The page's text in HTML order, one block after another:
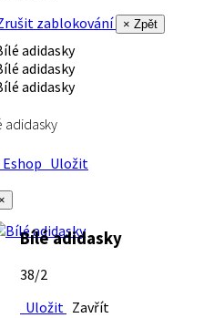
zablokování
× Zpět
adidasky
Uložit
Bílé adidasky
38/2
Uložit Zavřít